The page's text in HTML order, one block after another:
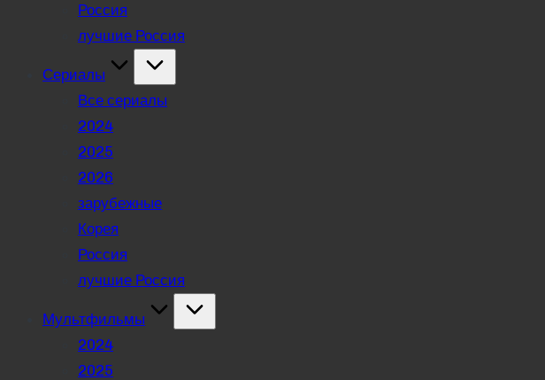
Россия
лучшие Россия
Сериалы
Все сериалы
2024
2025
2026
зарубежные
Корея
Россия
лучшие Россия
Мультфильмы
2024
2025